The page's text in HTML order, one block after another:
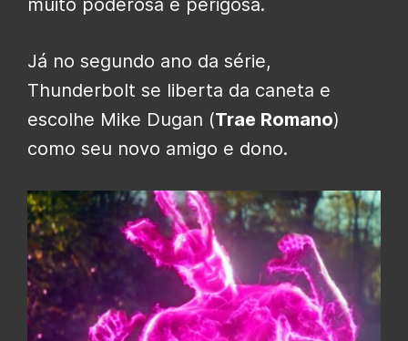
muito poderosa e perigosa.
Já no segundo ano da série,
Thunderbolt se liberta da caneta e
escolhe Mike Dugan (Trae Romano)
como seu novo amigo e dono.